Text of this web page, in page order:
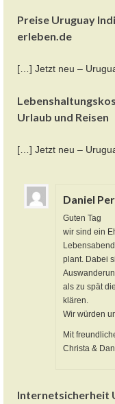
Preise Uruguay
erleben.de
[…] Jetzt neu –
Urlaub und Reisen
[…] Jetzt neu –
Daniel
Guten Tag
wir sind ein
plant. Dabei
als zu spät
klären.
Wir würden
Mit
Christa &
Internetsicherheit